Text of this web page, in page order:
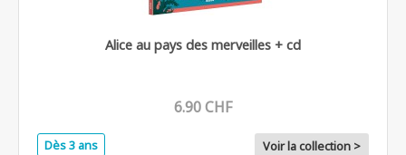
Alice au pays des merveilles + cd
6.90 CHF
Dès 3 ans Voir la collection >